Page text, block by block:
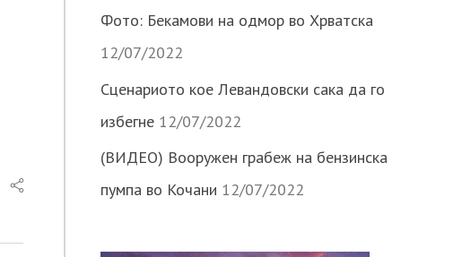
Фото: Бекамови на одмор во Хрватска
12/07/2022
Сценариото кое Левандовски сака да го
избегне 12/07/2022
(ВИДЕО) Вооружен грабеж на бензинска
пумпа во Кочани 12/07/2022